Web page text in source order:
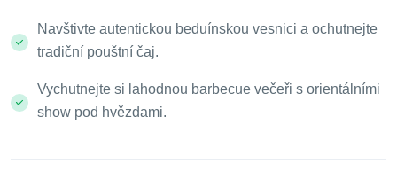
Navštivte autentickou beduínskou vesnici a ochutnejte
tradiční pouštní čaj.
Vychutnejte si lahodnou barbecue večeři s orientálními
show pod hvězdami.